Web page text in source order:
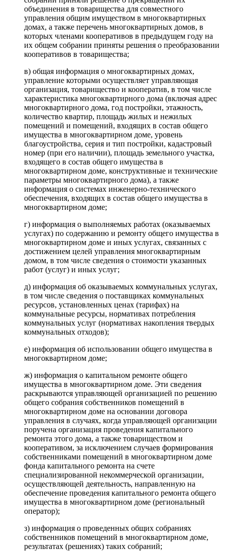
объединения в товарищества для совместного
управления общим имуществом в многоквартирных
домах, а также перечень многоквартирных домов, в
которых членами кооперативов в предыдущем году на
их общем собрании приняты решения о преобразовании
кооперативов в товарищества;
в) общая информация о многоквартирных домах,
управление которыми осуществляет управляющая
организация, товарищество и кооператив, в том числе
характеристика многоквартирного дома (включая адрес
многоквартирного дома, год постройки, этажность,
количество квартир, площадь жилых и нежилых
помещений и помещений, входящих в состав общего
имущества в многоквартирном доме, уровень
благоустройства, серия и тип постройки, кадастровый
номер (при его наличии), площадь земельного участка,
входящего в состав общего имущества в
многоквартирном доме, конструктивные и технические
параметры многоквартирного дома), а также
информация о системах инженерно-технического
обеспечения, входящих в состав общего имущества в
многоквартирном доме;
г) информация о выполняемых работах (оказываемых
услугах) по содержанию и ремонту общего имущества в
многоквартирном доме и иных услугах, связанных с
достижением целей управления многоквартирным
домом, в том числе сведения о стоимости указанных
работ (услуг) и иных услуг;
д) информация об оказываемых коммунальных услугах,
в том числе сведения о поставщиках коммунальных
ресурсов, установленных ценах (тарифах) на
коммунальные ресурсы, нормативах потребления
коммунальных услуг (нормативах накопления твердых
коммунальных отходов);
е) информация об использовании общего имущества в
многоквартирном доме;
ж) информация о капитальном ремонте общего
имущества в многоквартирном доме. Эти сведения
раскрываются управляющей организацией по решению
общего собрания собственников помещений в
многоквартирном доме на основании договора
управления в случаях, когда управляющей организации
поручена организация проведения капитального
ремонта этого дома, а также товариществом и
кооперативом, за исключением случаев формирования
собственниками помещений в многоквартирном доме
фонда капитального ремонта на счете
специализированной некоммерческой организации,
осуществляющей деятельность, направленную на
обеспечение проведения капитального ремонта общего
имущества в многоквартирном доме (региональный
оператор);
з) информация о проведенных общих собраниях
собственников помещений в многоквартирном доме,
результатах (решениях) таких собраний;